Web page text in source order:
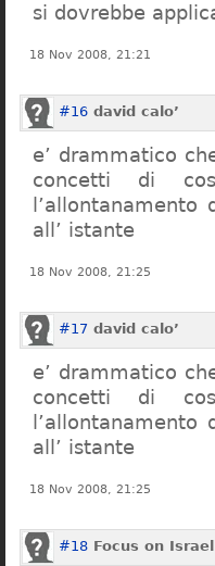
si dovrebbe
18 Nov 2008, 21:21
#16 david calo’
e’ drammatico
concetti di
all’ istante
18 Nov 2008, 21:25
#17 david calo’
e’ drammatico
concetti di
all’ istante
18 Nov 2008, 21:25
#18 Focus on Israel